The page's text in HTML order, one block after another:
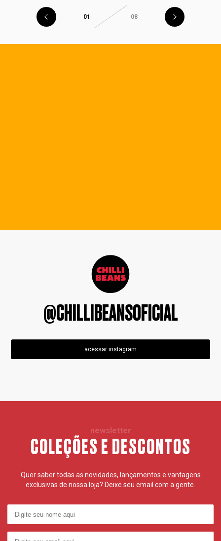
01 08
@CHILLIBEANSOFICIAL
acessar instagram
newsletter
COLEÇÕES E DESCONTOS
Quer saber todas as novidades, lançamentos e vantagens
exclusivas de nossa loja? Deixe seu email com a gente.